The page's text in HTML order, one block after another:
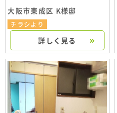
大阪市東成区 K様邸
チラシより
詳しく見る